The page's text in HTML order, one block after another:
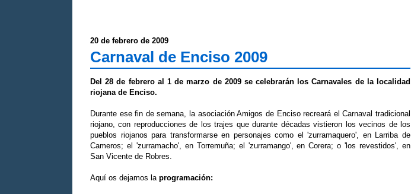
20 de febrero de 2009
Carnaval de Enciso 2009
Del 28 de febrero al 1 de marzo de 2009 se celebrarán los Carnavales de la localidad
riojana de Enciso.
Durante ese fin de semana, la asociación Amigos de Enciso recreará el Carnaval tradicional
riojano, con reproducciones de los trajes que durante décadas vistieron los vecinos de los
pueblos riojanos para transformarse en personajes como el 'zurramaquero', en Larriba de
Cameros; el 'zurramacho', en Torremuña; el 'zurramango', en Corera; o 'los revestidos', en
San Vicente de Robres.
Aquí os dejamos laprogramación: